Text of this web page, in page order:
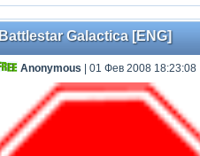
Battlestar Galactica [ENG]
Anonymous | 01 Фев 2008 18:23:08